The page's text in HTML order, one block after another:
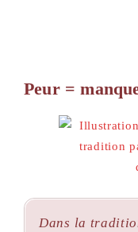
Peur =
Dans la